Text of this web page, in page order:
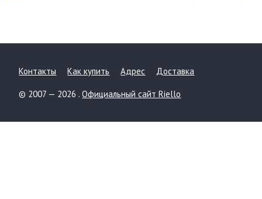
Контакты Как купить Адрес Доставка
© 2007 — 2026 .Официальный сайт Riello